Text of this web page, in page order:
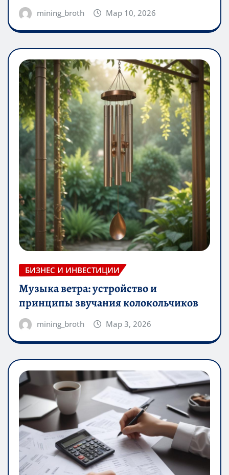
mining_broth Мар 10, 2026
БИЗНЕС И ИНВЕСТИЦИИ
Музыка ветра: устройство и
принципы звучания колокольчиков
mining_broth Мар 3, 2026